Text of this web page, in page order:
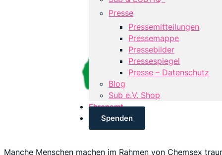
Presse
Pressemitteilungen
Pressemappe
Pressebilder
Pressespiegel
Presse – Datenschutz
Blog
Sub e.V. Shop
Ehrenamt
Spenden
Manche Menschen machen im Rahmen von Chemsex